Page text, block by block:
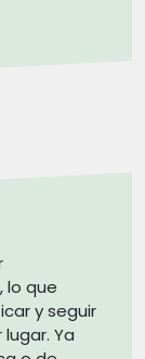
lo que
y seguir
Ya